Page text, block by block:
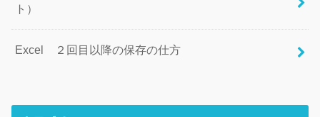
ト）
Excel ２回目以降の保存の仕方